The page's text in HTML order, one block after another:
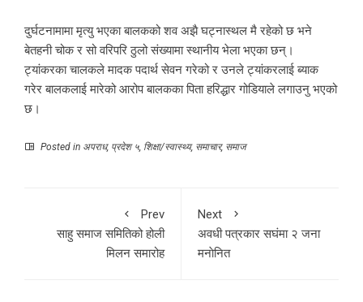
दुर्घटनामामा मृत्यु भएका बालकको शव अझै घट्नास्थल मै रहेको छ भने
बेतहनी चोक र सो वरिपरि ठुलो संख्यामा स्थानीय भेला भएका छन्।
ट्यांकरका चालकले मादक पदार्थ सेवन गरेको र उनले ट्यांकरलाई ब्याक
गरेर बालकलाई मारेको आरोप बालकका पिता हरिद्धार गोडियाले लगाउनु भएको
छ।
Posted in अपराध, प्रदेश ५, शिक्षा/स्वास्थ्य, समाचार, समाज
Prev
साहु समाज समितिको होली
मिलन समारोह
Next
अवधी पत्रकार सघंमा २ जना
मनाेनित